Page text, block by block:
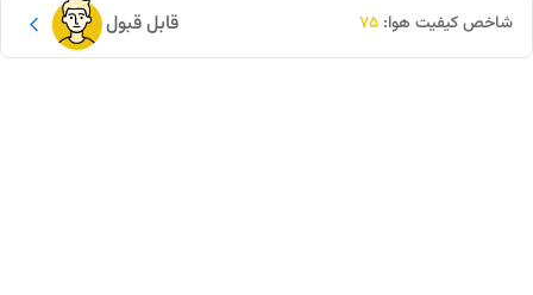
قابل قبول شاخص کیفیت هوا: 75